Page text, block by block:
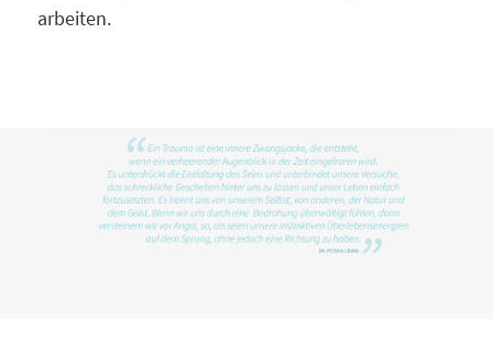
arbeiten.